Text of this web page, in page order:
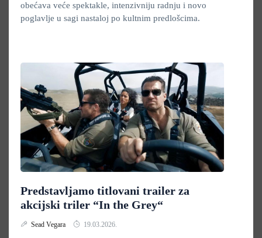
obećava veće spektakle, intenzivniju radnju i novo
poglavlje u sagi nastaloj po kultnim predlošcima.
Predstavljamo titlovani trailer za
akcijski triler “In the Grey“
Sead Vegara 19.03.2026.